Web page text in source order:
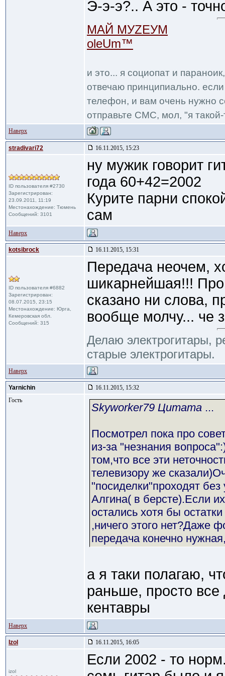
Э-э-э?.. А это -
МАЙ МУZЕУМ
oleUm™
и это... я социопат и
отвечаю принципиально.
телефон, и вам очень нужно
отправьте СМС, мол, "я такой-
Наверх
stradivari72 16.11.2015, 15:23
ID пользователя #2730
Зарегистрирован:
23.09.2011, 11:19
Местонахождение: Тюмень
Сообщений: 3101
ну мужик говорит
года 60+42=2002
Курите парни
сам
Наверх
kotsibrock 16.11.2015, 15:31
ID пользователя #6882
Зарегистрирован:
08.07.2015, 23:15
Местонахождение: Юрга,
Кемеровская обл.
Сообщений: 315
Передача неочем,
шикарнейшая!!! Про
сказано ни слова,
вообще молчу... че
Делаю электрогитары,
старые электрогитары.
Наверх
Yarnichin
16.11.2015, 15:32
Гость
Skyworker79 Цитата ...
Посмотрел пока про
из-за "незнания
том,что все эти
телевизору же
"посиделки"проходят
Алгина( в берсте).Если
остались хотя бы
,ничего этого нет?Даже
передача конечно
а я таки полагаю,
раньше, просто все
кентавры
Наверх
Izol 16.11.2015, 16:05
izol
Если 2002 - то